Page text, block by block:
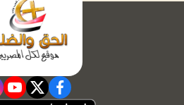
facebook
twitter